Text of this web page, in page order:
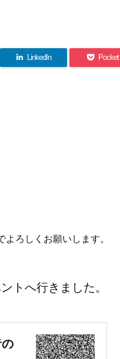
LinkedIn Pocket
ろしくお願いします。
トへ行きました。